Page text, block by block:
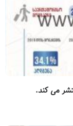
می کند.